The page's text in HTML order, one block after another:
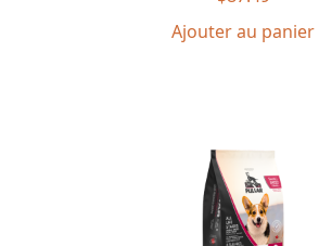
Ajouter au panier